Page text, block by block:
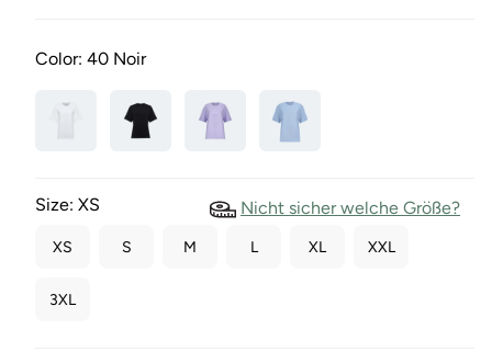
Color: 40 Noir
Size: XS Nicht sicher welche Größe?
XS S M L XL XXL
3XL